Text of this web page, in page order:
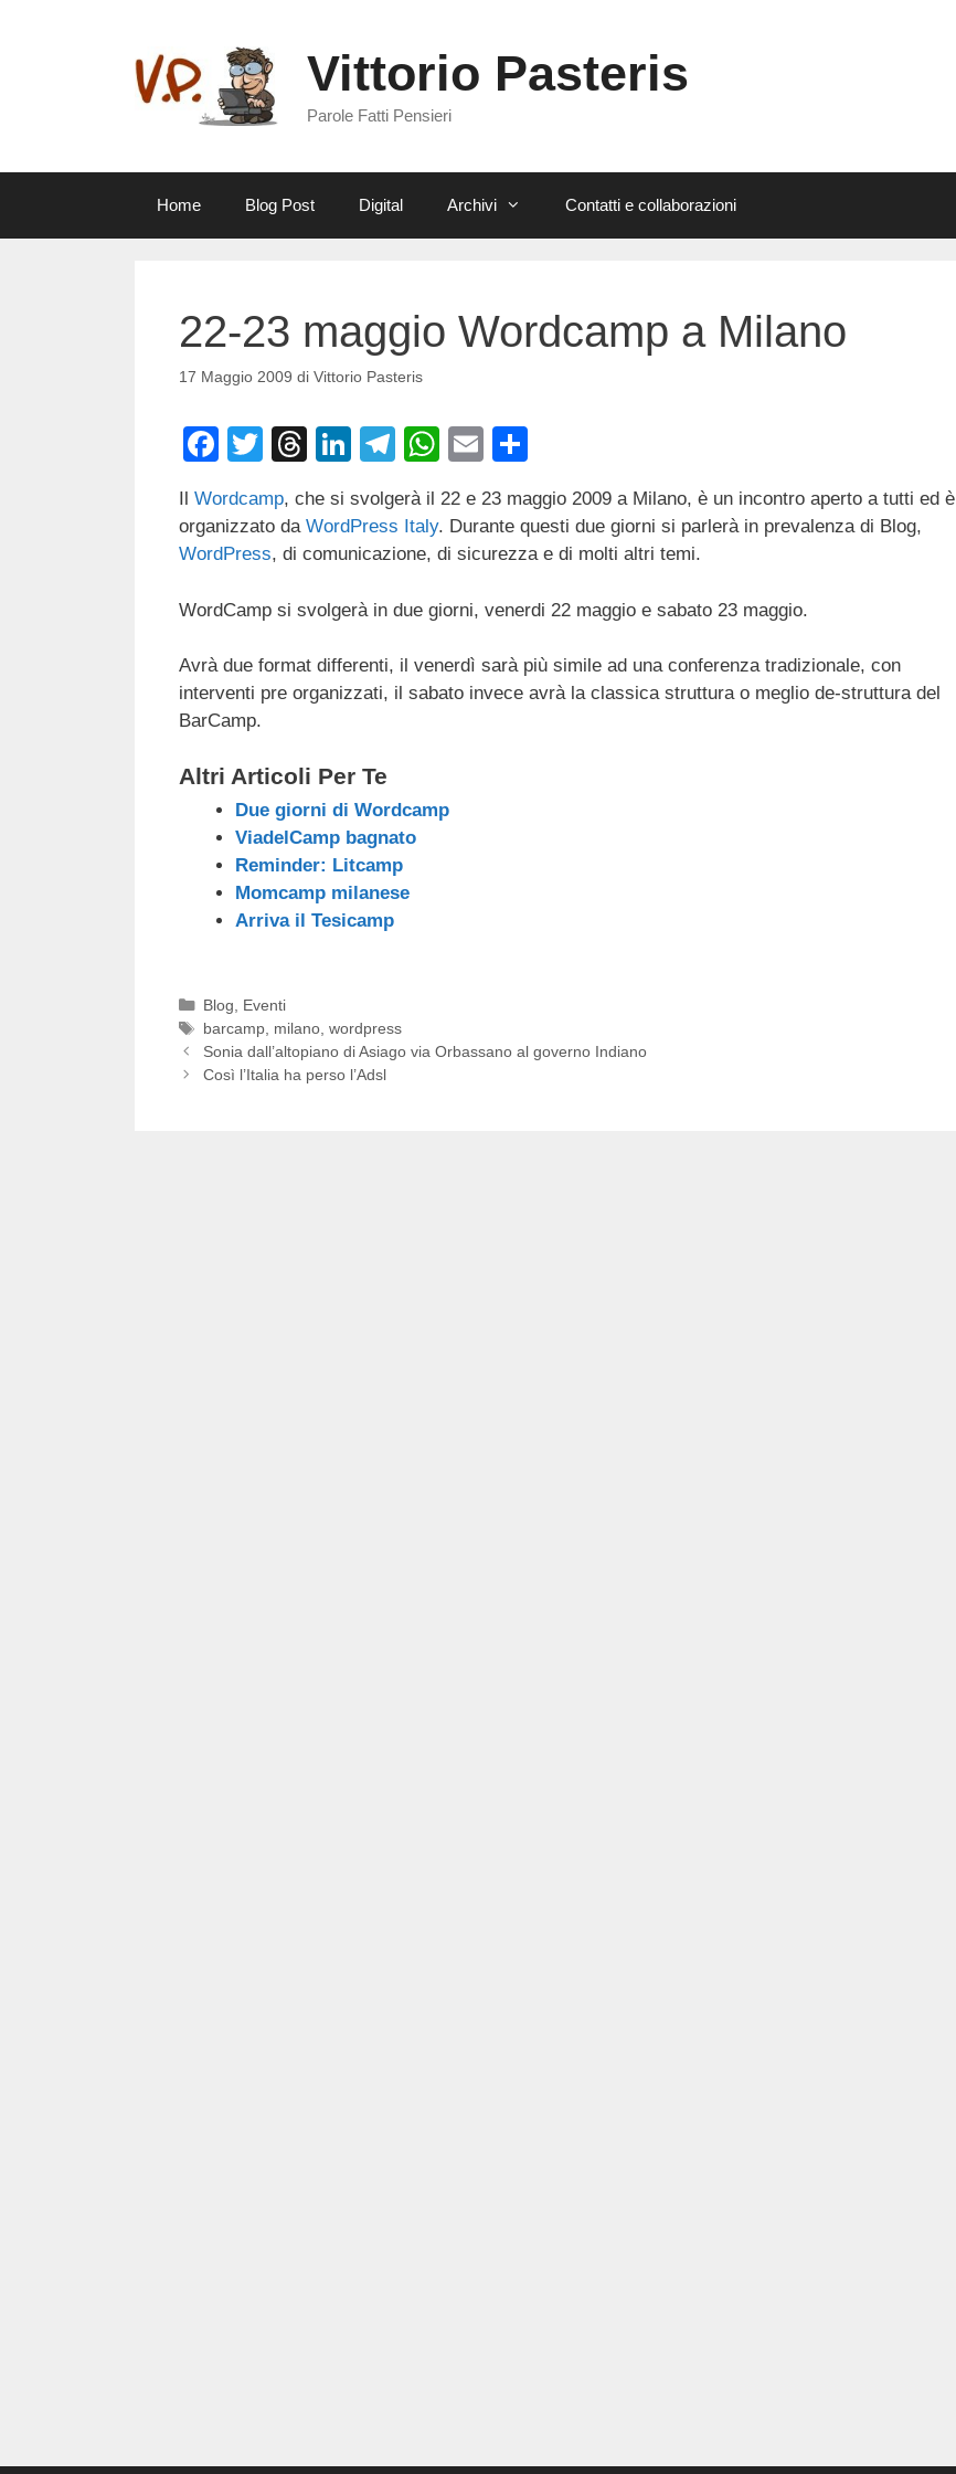
Vittorio Pasteris
Parole Fatti Pensieri
Home Blog Post Digital Archivi Contatti e collaborazioni
22-23 maggio Wordcamp a Milano
17 Maggio 2009 di Vittorio Pasteris
F
c
e
o
o
k
T
tt
er
T
e
a
s
Li
k
e
n
T
el
e
gr
m
W
at
s
p
p
E
ail n
di
di
Wordcamp, che si svolgerà il 22 e 23 maggio 2009 a Milano, è un incontro aperto a tutti ed è
organizzato da WordPress Italy. Durante questi due giorni si parlerà in prevalenza di Blog,
WordPress, di comunicazione, di sicurezza e di molti altri temi.
WordCamp si svolgerà in due giorni, venerdi 22 maggio e sabato 23 maggio.
Avrà due format differenti, il venerdì sarà più simile ad una conferenza tradizionale, con
interventi pre organizzati, il sabato invece avrà la classica struttura o meglio de-struttura del
BarCamp.
Altri Articoli Per Te
Due giorni di Wordcamp
ViadelCamp bagnato
Reminder: Litcamp
Momcamp milanese
Arriva il Tesicamp
Categorie
Blog
Eventi
Tag
barcamp, milano, wordpress
Sonia dall’altopiano di Asiago via Orbassano al governo Indiano
Così l’Italia ha perso l’Adsl